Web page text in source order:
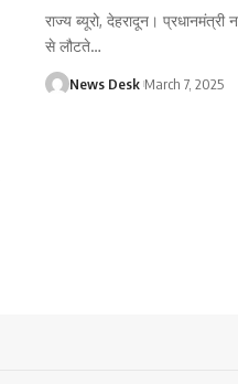
राज्य ब्यूरो, देहरादून। प्रधानमंत्री
से लौटते…
News Desk March 7, 2025